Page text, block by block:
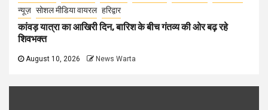
न्यूज़ सोशल मीडिया वायरल हरिद्वार
कांवड़ यात्रा का आखिरी दिन, बारिश के बीच गंतव्य की ओर बढ़ रहे
शिवभक्त
August 10, 2026 News Warta